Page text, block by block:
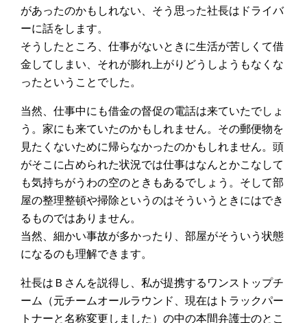
があったのかもしれない、そう思った社長はドライバ
ーに話をします。
そうしたところ、仕事がないときに生活が苦しくて借
金してしまい、それが膨れ上がりどうしようもなくな
ったということでした。
当然、仕事中にも借金の督促の電話は来ていたでしょ
う。家にも来ていたのかもしれません。その郵便物を
見たくないために帰らなかったのかもしれません。頭
がそこに占められた状況では仕事はなんとかこなして
も気持ちがうわの空のときもあるでしょう。そして部
屋の整理整頓や掃除というのはそういうときにはでき
るものではありません。
当然、細かい事故が多かったり、部屋がそういう状態
になるのも理解できます。
社長はＢさんを説得し、私が提携するワンストップチ
ーム（元チームオールラウンド、現在はトラックパー
トナーと名称変更しました）の中の本間弁護士のとこ